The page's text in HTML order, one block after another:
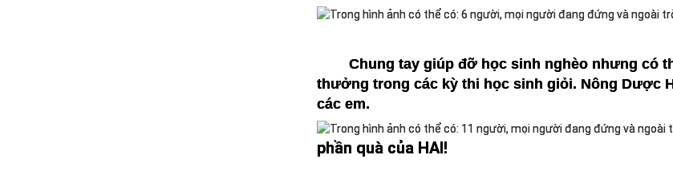
Chung tay giúp đỡ học sinh nghèo nhưng có
thưởng trong các kỳ thi học sinh giỏi. Nông Dược
các em.
phần quà của HAI!